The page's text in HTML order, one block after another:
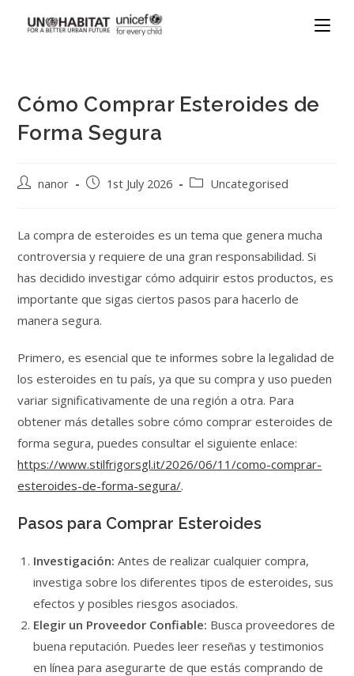
Cómo Comprar Esteroides de
Forma Segura
nanor 1st July 2026 Uncategorised
La compra de esteroides es un tema que genera mucha
controversia y requiere de una gran responsabilidad. Si
has decidido investigar cómo adquirir estos productos, es
importante que sigas ciertos pasos para hacerlo de
manera segura.
Primero, es esencial que te informes sobre la legalidad de
los esteroides en tu país, ya que su compra y uso pueden
variar significativamente de una región a otra. Para
obtener más detalles sobre cómo comprar esteroides de
forma segura, puedes consultar el siguiente enlace:
https://www.stilfrigorsgl.it/2026/06/11/como-comprar-
esteroides-de-forma-segura/.
Pasos para Comprar Esteroides
Investigación: Antes de realizar cualquier compra,
investiga sobre los diferentes tipos de esteroides, sus
efectos y posibles riesgos asociados.
Elegir un Proveedor Confiable: Busca proveedores de
buena reputación. Puedes leer reseñas y testimonios
en línea para asegurarte de que estás comprando de